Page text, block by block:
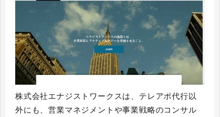
株式会社エナジストワークスは、テレアポ代行以
外にも、営業マネジメントや事業戦略のコンサル